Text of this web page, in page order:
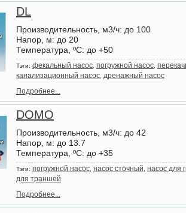
DL
Производительность, м3/ч: до 100
Напор, м: до 20
Температура, ºС: до +50
Тэги: фекальный насос погружной насос
канализационный насос дренажный насос
Подробнее...
DOMO
Производительность, м3/ч: до 42
Напор, м: до 13.7
Температура, ºС: до +35
Тэги: погружной насос насос сточный насос для
для траншей
Подробнее...